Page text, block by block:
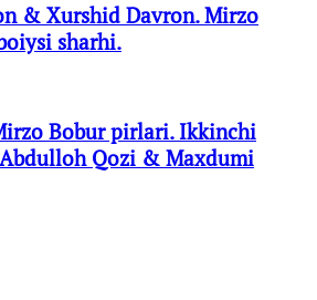
& Xurshid Davron. Mirzo
sharhi.
Bobur pirlari. Ikkinchi
Qozi & Maxdumi